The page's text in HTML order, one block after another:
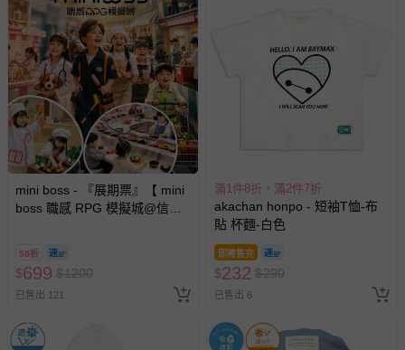
mini boss - 『展期票』【 mini
boss 職感 RPG 模擬城@信義
換，依現場梯次安排入場，逾
期作廢) (兒童票(2歲以上)贈一
名陪伴成人)
58折
$699 $1200
已售出 121
滿1件8折，滿2件7折
akachan honpo - 短袖T恤-布
貼 杯麵-白色
即將售完
$232 $290
已售出 6